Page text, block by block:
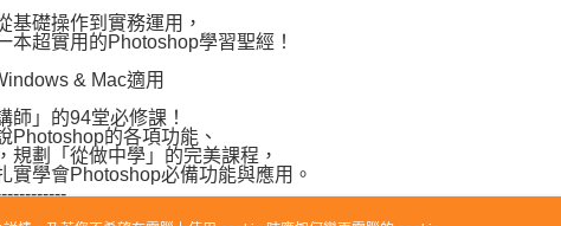
礎操作到實務運用，
超實用的Photoshop學習聖經！
& Mac適用
」的94堂必修課！
的各項功能、
劃「從做中學」的完美課程，
學會Photoshop必備功能與應用。